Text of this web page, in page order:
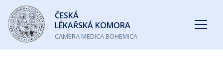
Česká
lékařská
komora
ČESKÁ
LÉKAŘSKÁ KOMORA
CAMERA MEDICA BOHEMICA